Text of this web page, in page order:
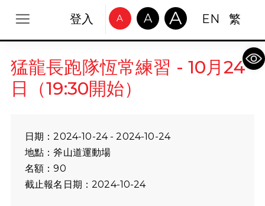
登入 A A A EN 繁
猛龍長跑隊恆常練習 - 10月24
日（19:30開始）
日期：2024-10-24 - 2024-10-24
地點：斧山道運動場
名額：90
截止報名日期：2024-10-24